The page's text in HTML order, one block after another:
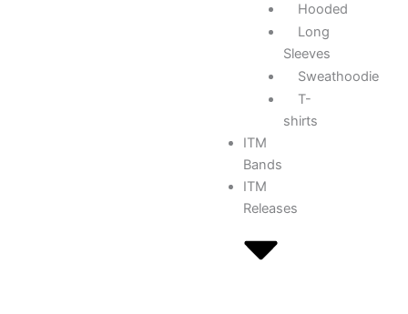
Hooded
Long
Sleeves
Sweathoodie
T-
shirts
ITM
Bands
ITM
Releases